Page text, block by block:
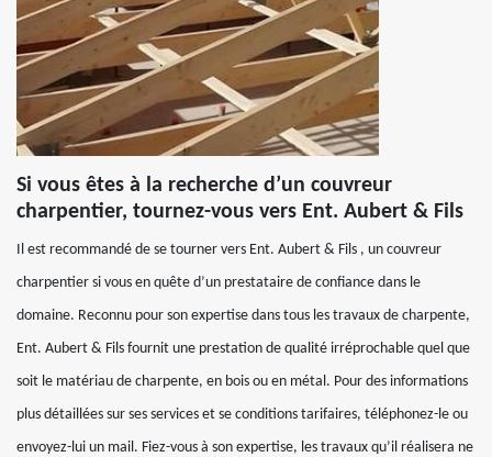
Si vous êtes à la recherche d’un couvreur
charpentier, tournez-vous vers Ent. Aubert & Fils
Il est recommandé de se tourner vers Ent. Aubert & Fils , un couvreur
charpentier si vous en quête d’un prestataire de confiance dans le
domaine. Reconnu pour son expertise dans tous les travaux de charpente,
Ent. Aubert & Fils fournit une prestation de qualité irréprochable quel que
soit le matériau de charpente, en bois ou en métal. Pour des informations
plus détaillées sur ses services et se conditions tarifaires, téléphonez-le ou
envoyez-lui un mail. Fiez-vous à son expertise, les travaux qu’il réalisera ne